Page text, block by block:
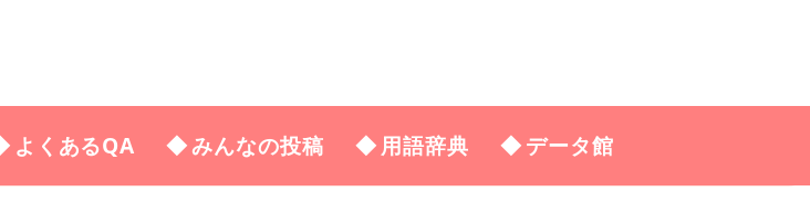
よくあるQA みんなの投稿 用語辞典 データ館